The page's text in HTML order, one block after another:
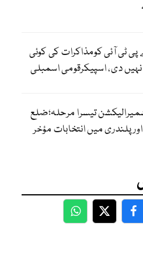
پی ٹی آئی کومذاکرات کی کوئی
دی، اسپیکرقومی اسمبلی
تیسرا مرحلہ؛ضلع
پلندری میں انتخابات مؤخر
WhatsApp
Twitter